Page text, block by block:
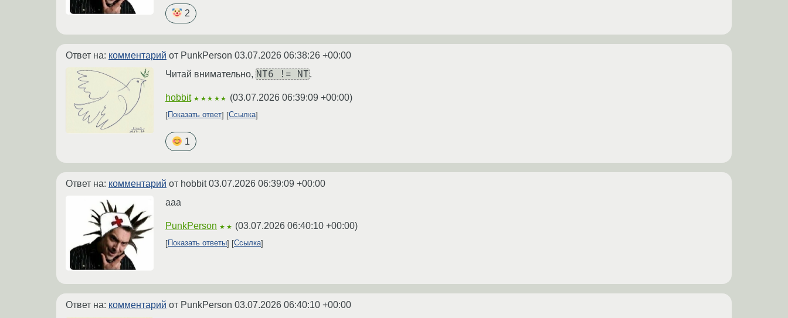
2
Ответ на: комментарий от PunkPerson 03.07.2026 06:38:26 +00:00
Читай внимательно, NT6 != NT.
hobbit ★★★★★ (03.07.2026 06:39:09 +00:00)
Показать ответ Ссылка
1
Ответ на: комментарий от hobbit03.07.2026 06:39:09 +00:00
ааа
PunkPerson ★★ (03.07.2026 06:40:10 +00:00)
Показать ответы Ссылка
Ответ на: комментарий от PunkPerson 03.07.2026 06:40:10 +00:00